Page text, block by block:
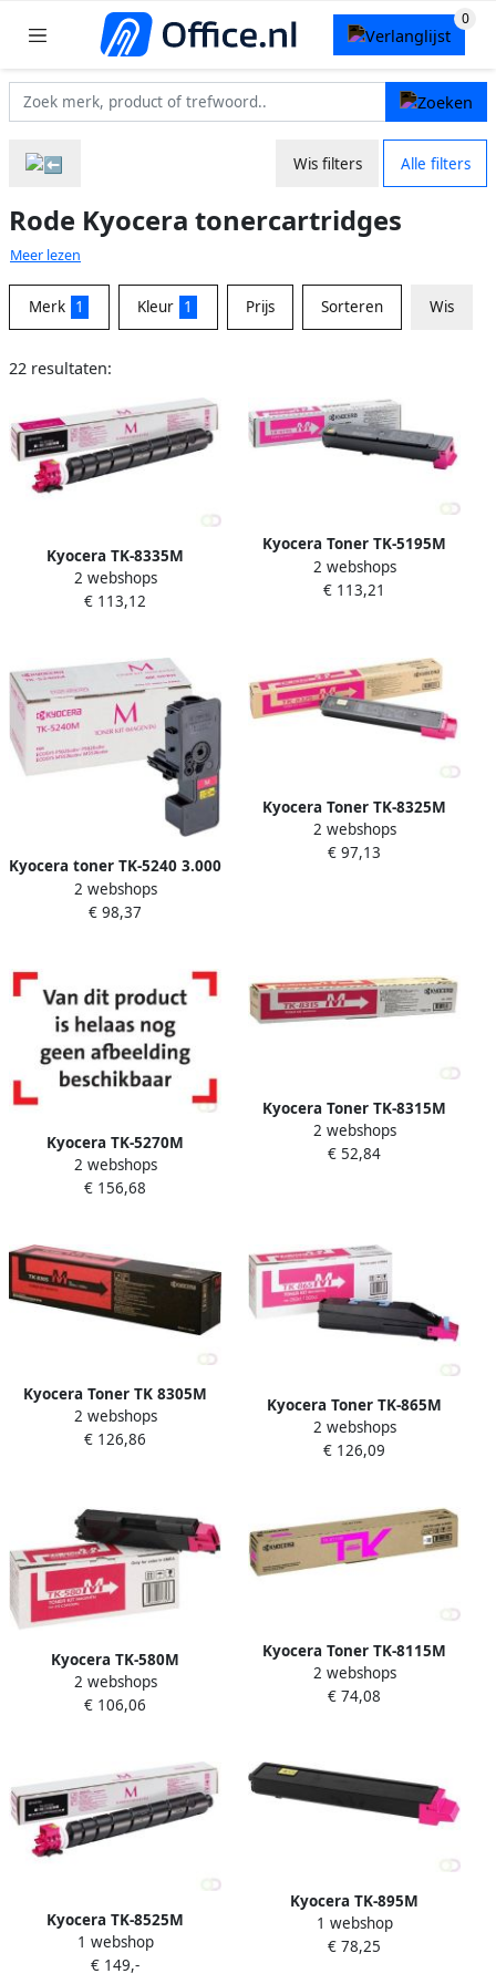
Wis filters Alle filters
Rode Kyocera tonercartridges
Meer lezen
Merk 1 Kleur 1 Prijs Sorteren Wis
22 resultaten:
Kyocera TK-8335M
tonercartridge 1 stuk(s)
Origineel Magenta
2 webshops
€ 113,12
Kyocera Toner TK-5195M
rood
2 webshops
€ 113,21
Kyocera toner TK-5240 3.000
pagina's OEM 1T02R7BNL0
magenta
2 webshops
€ 98,37
Kyocera Toner TK-8325M
rood
2 webshops
€ 97,13
Kyocera TK-5270M
tonercartridge 1 stuk(s)
Origineel Magenta
2 webshops
€ 156,68
Kyocera Toner TK-8315M
rood
2 webshops
€ 52,84
Kyocera Toner TK 8305M
rood
2 webshops
€ 126,86
Kyocera Toner TK-865M
rood
2 webshops
€ 126,09
Kyocera TK-580M
tonercartridge 1 stuk(s)
Origineel Magenta
2 webshops
€ 106,06
Kyocera Toner TK-8115M
rood
2 webshops
€ 74,08
Kyocera TK-8525M
tonercartridge 1 stuk(s)
Origineel Magenta
1 webshop
€ 149,-
Kyocera TK-895M
tonercartridge 1 stuk(s)
Origineel Magenta
1 webshop
€ 78,25